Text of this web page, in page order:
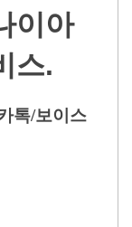
이아
스.
톡/보이스